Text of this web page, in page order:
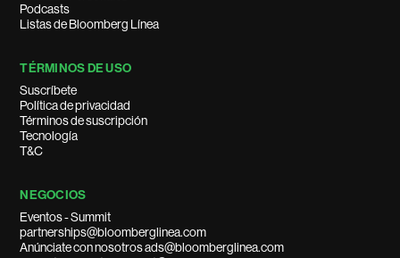
Podcasts
Listas de Bloomberg Línea
TÉRMINOS DE USO
Suscríbete
Política de privacidad
Términos de suscripción
Tecnología
T&C
NEGOCIOS
Eventos - Summit
partnerships@bloomberglinea.com
Anúnciate con nosotros ads@bloomberglinea.com